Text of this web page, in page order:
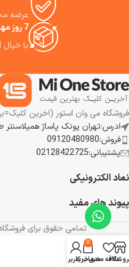
پیمانه قهوه: با ظرفیت 7.5 گرم، برای اندازه‌گیری دقیق مقدار قهوه مورد نیاز.
امکانات اضافی: همراه با برس
شما پیشنهاد می کنیم.
عرضه
7 روز مهلت بازگشت کالا
با خیال
فروشگاه می وان استور (اخرین
ادرس:تهران پونک پاساژ همیلاسنتر طبقه اول واحد
فروش:09120480980
پشتیبانی:02128422725
نماد الکترونیکی
پیوند های مفید
تمامی حقوق برای
علاقه مندی
0
سبد خرید
حساب کاربری من